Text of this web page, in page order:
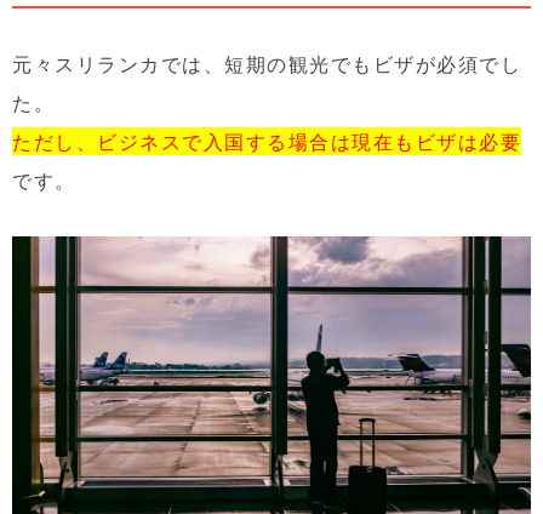
元々スリランカでは、短期の観光でもビザが必須でし
た。
ただし、ビジネスで入国する場合は現在もビザは必要
です。